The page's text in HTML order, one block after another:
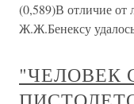
(0,589)В отличие от
Ж.Ж.Бенексу
"ЧЕЛОВЕК